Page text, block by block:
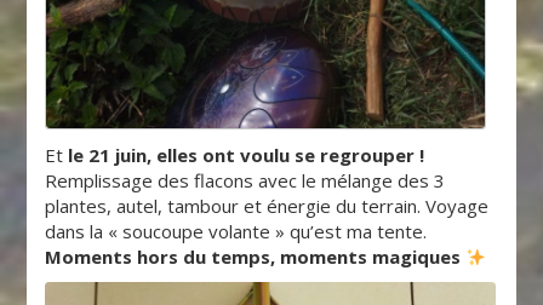
Et le 21 juin, elles ont voulu se regrouper !
Remplissage des flacons avec le mélange des 3
plantes, autel, tambour et énergie du terrain. Voyage
dans la « soucoupe volante » qu’est ma tente.
Moments hors du temps, moments magiques